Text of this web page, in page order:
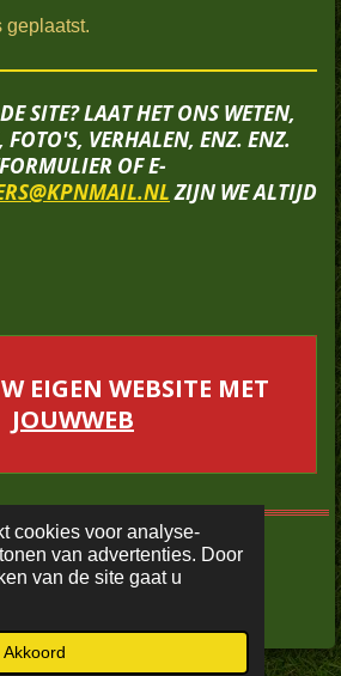
cookies voor analyse-
van advertenties. Door
van de site gaat u
Akkoord
geplaatst.
SITE? LAAT HET ONS WETEN,
FOTO'S, VERHALEN, ENZ. ENZ.
OF E-
ZIJN WE ALTIJD
EIGEN WEBSITE MET
JOUWWEB